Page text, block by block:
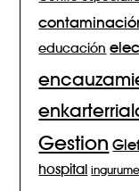
educación
Gestion
hospital